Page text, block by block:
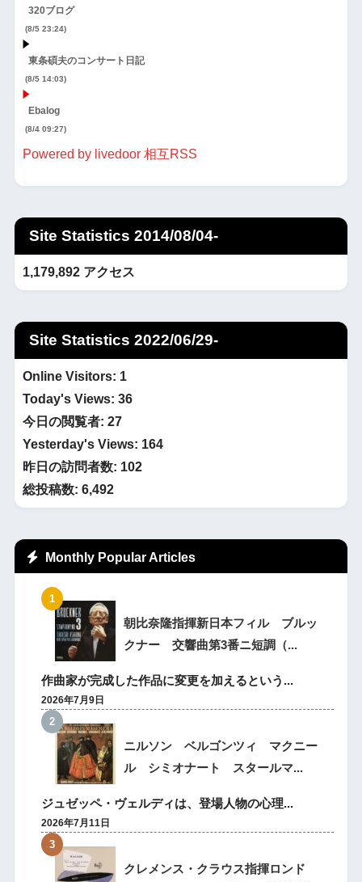
320ブログ
(8/5 23:24)
東条碩夫のコンサート日記
(8/5 14:03)
Ebalog
(8/4 09:27)
Powered by livedoor 相互RSS
Site Statistics 2014/08/04-
1,179,892 アクセス
Site Statistics 2022/06/29-
Online Visitors: 1
Today's Views: 36
今日の閲覧者: 27
Yesterday's Views: 164
昨日の訪問者数: 102
総投稿数: 6,492
Monthly Popular Articles
朝比奈隆指揮新日本フィル ブルッ
クナー 交響曲第3番ニ短調（...
作曲家が完成した作品に変更を加えるという...
2026年7月9日
ニルソン ベルゴンツィ マクニー
ル シミオナート スタールマ...
ジュゼッペ・ヴェルディは、登場人物の心理...
2026年7月11日
クレメンス・クラウス指揮ロンド